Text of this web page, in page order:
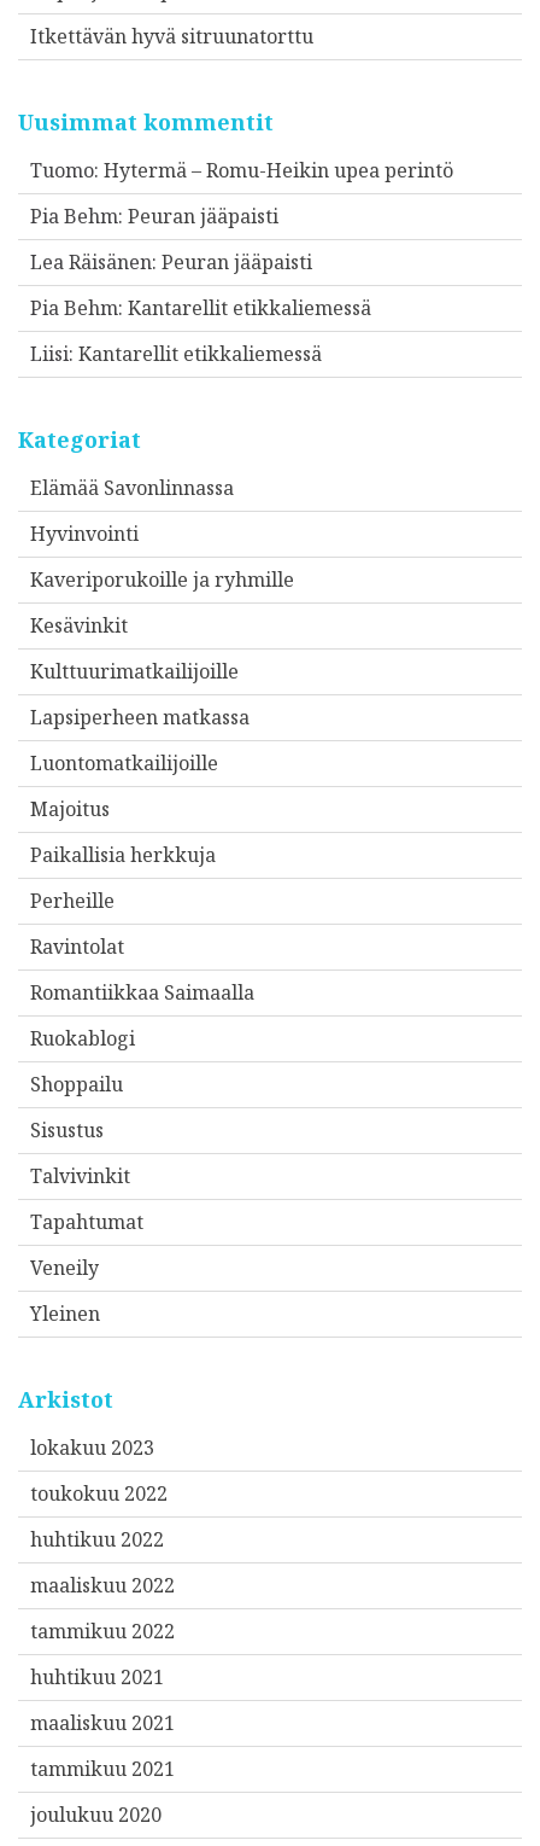
Itkettävän hyvä sitruunatorttu
Uusimmat kommentit
Tuomo: Hytermä – Romu-Heikin upea perintö
Pia Behm: Peuran jääpaisti
Lea Räisänen: Peuran jääpaisti
Pia Behm: Kantarellit etikkaliemessä
Liisi: Kantarellit etikkaliemessä
Kategoriat
Elämää Savonlinnassa
Hyvinvointi
Kaveriporukoille ja ryhmille
Kesävinkit
Kulttuurimatkailijoille
Lapsiperheen matkassa
Luontomatkailijoille
Majoitus
Paikallisia herkkuja
Perheille
Ravintolat
Romantiikkaa Saimaalla
Ruokablogi
Shoppailu
Sisustus
Talvivinkit
Tapahtumat
Veneily
Yleinen
Arkistot
lokakuu 2023
toukokuu 2022
huhtikuu 2022
maaliskuu 2022
tammikuu 2022
huhtikuu 2021
maaliskuu 2021
tammikuu 2021
joulukuu 2020